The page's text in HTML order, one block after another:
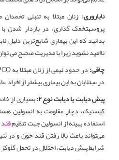
ناباروری: زنان مبتلا به تنبلی تخمدان
پروسهتخمک گذاری، در باردار
بدانید که این بیماری شایع‌ترین دلیل
ناامید نشوید زیرا با مدیریت صحیح می
چاقی:در حدود نیمی از زنان مبتلا به
در مبتلایان به این بیماری بیشتر از
پیش دیابت یا دیابت نوع ۲: بسیاری از
کیستیک، دچار مقاومت به انسولین
استفاده بهینه از انسولین جهت تنظیم
شرایط پیش دیابت، اختلال در تحمل